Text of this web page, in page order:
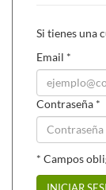
Si tienes una
Email *
Contraseña *
* Campos